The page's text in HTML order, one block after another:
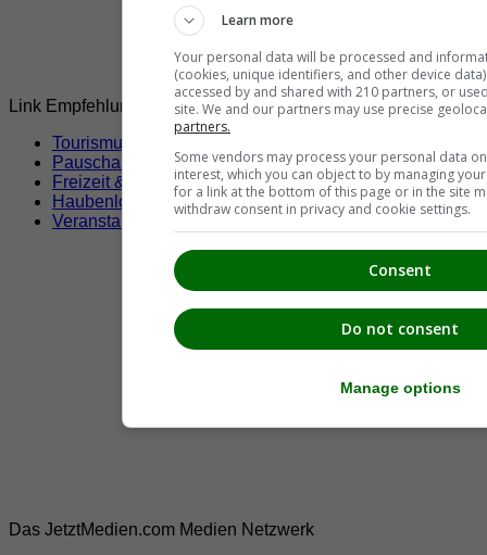
Link Empfehlungen
Tourismusverbände
Pauschalangebote
Freizeit & Sport
Haubenlokale
Veranstaltungen
Das JetztMedien.com Medien Netzwerk
Learn more
Your personal data will be processed and
(cookies, unique identifiers, and other device
accessed by and shared with 210 partners, or
site. We and our partners may use precise
partners.
Some vendors may process your personal data
interest, which you can object to by managing
for a link at the bottom of this page or in the site
withdraw consent in privacy and cookie settings.
Consent
Do not consent
Manage options